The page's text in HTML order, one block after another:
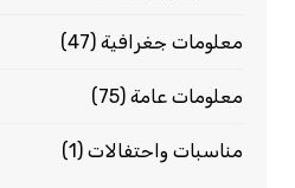
معلومات جغرافية(47)
معلومات عامة(75)
مناسبات واحتفالات(1)